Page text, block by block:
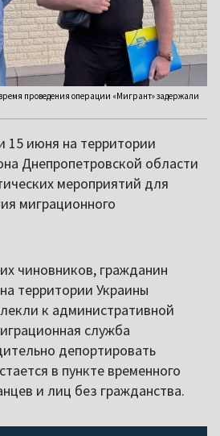
проведения операции «Мигрант» задержали
15 июня на территории
Днепропетровской области
мероприятий для
миграционного
чиновников, гражданин
территории Украины
к административной
служба
депортировать
в пункте временного
и лиц без гражданства.